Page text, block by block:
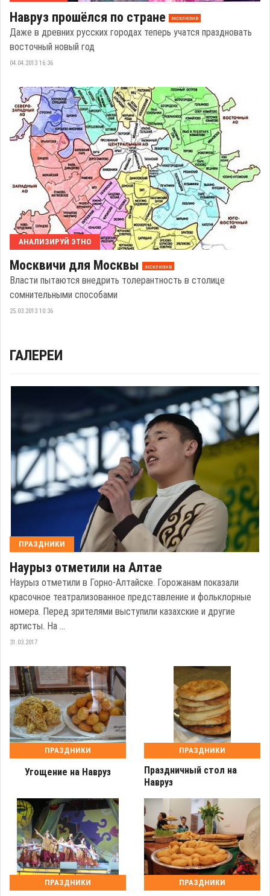
Навруз прошёлся по стране эксклюзив
Даже в древних русских городах теперь учатся праздновать
восточный новый год
04.04.2013 16:36
АНАЛИЗИРУЙ ЭТНО
Москвичи для Москвы эксклюзив
Власти пытаются внедрить толерантность в столице
сомнительными способами
25.03.2013 10:36
ГАЛЕРЕИ
ПРАЗДНИКИ
Наурыз отметили на Алтае
Наурыз отметили в Горно-Алтайске. Горожанам показали
красочное театрализованное представление и фольклорные
номера. Перед зрителями выступили казахские и другие
артисты. На ...
31.03.2017
ПРАЗДНИКИ
Угощение на Навруз
ПРАЗДНИКИ
Праздничный стол на
Навруз
ПРАЗДНИКИ ПРАЗДНИКИ